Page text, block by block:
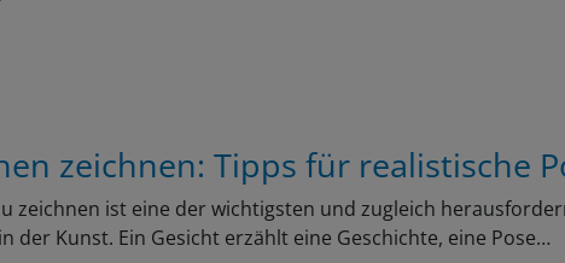
zeichnen: Tipps für realistische
zeichnen ist eine der wichtigsten und zugleich
der Kunst. Ein Gesicht erzählt eine Geschichte, eine Pose…